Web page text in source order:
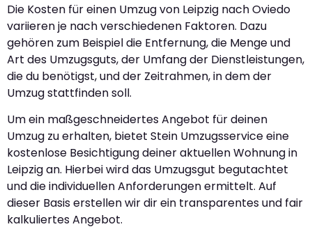
Die Kosten für einen Umzug von Leipzig nach Oviedo
variieren je nach verschiedenen Faktoren. Dazu
gehören zum Beispiel die Entfernung, die Menge und
Art des Umzugsguts, der Umfang der Dienstleistungen,
die du benötigst, und der Zeitrahmen, in dem der
Umzug stattfinden soll.
Um ein maßgeschneidertes Angebot für deinen
Umzug zu erhalten, bietet Stein Umzugsservice eine
kostenlose Besichtigung deiner aktuellen Wohnung in
Leipzig an. Hierbei wird das Umzugsgut begutachtet
und die individuellen Anforderungen ermittelt. Auf
dieser Basis erstellen wir dir ein transparentes und fair
kalkuliertes Angebot.